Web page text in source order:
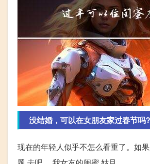
没结婚，可以在女朋友家过春节吗?
现在的年轻人似乎不怎么看重了。如